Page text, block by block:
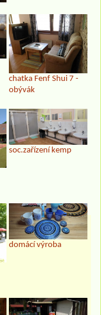
chatka Fenf Shui 7 -
obývák
soc.zařízení kemp
domácí výroba